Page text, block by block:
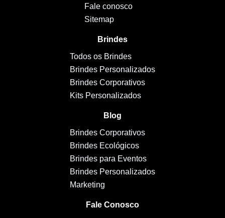
Fale conosco
Sitemap
Brindes
Todos os Brindes
Brindes Personalizados
Brindes Corporativos
Kits Personalizados
Blog
Brindes Corporativos
Brindes Ecológicos
Brindes para Eventos
Brindes Personalizados
Marketing
Fale Conosco